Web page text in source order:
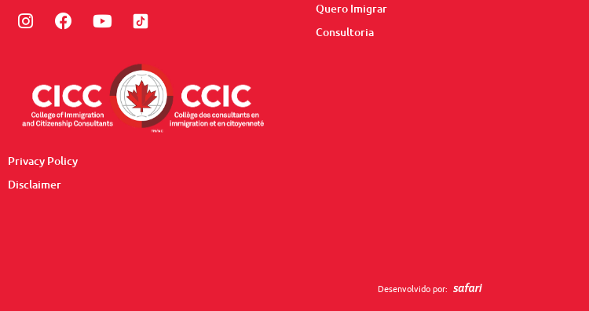
Instagram
Facebook
Youtube
Privacy Policy
Disclaimer
Quero Imigrar
Consultoria
Desenvolvido por: